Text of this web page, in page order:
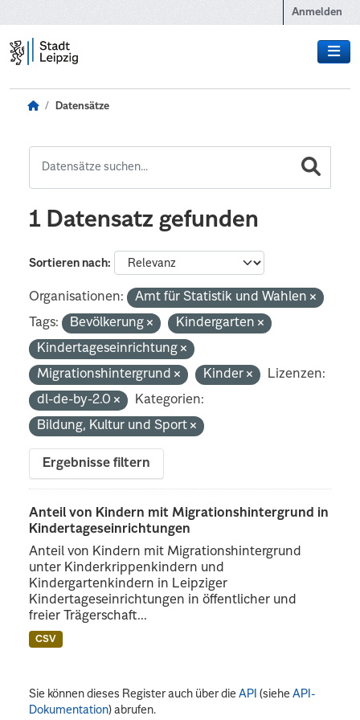
Anmelden
Datensätze
1 Datensatz gefunden
Sortieren nach
Organisationen:
Amt für Statistik und Wahlen
Tags:
Bevölkerung
Kindergarten
Kindertageseinrichtung
Migrationshintergrund
Kinder
Lizenzen:
dl-de-by-2.0
Kategorien:
Bildung, Kultur und Sport
Ergebnisse filtern
Anteil von Kindern mit Migrationshintergrund in
Kindertageseinrichtungen
Anteil von Kindern mit Migrationshintergrund
unter Kinderkrippenkindern und
Kindergartenkindern in Leipziger
Kindertageseinrichtungen in öffentlicher und
freier Trägerschaft...
CSV
Sie können dieses Register auch über dieAPI (sieheAPI-
Dokumentation) abrufen.